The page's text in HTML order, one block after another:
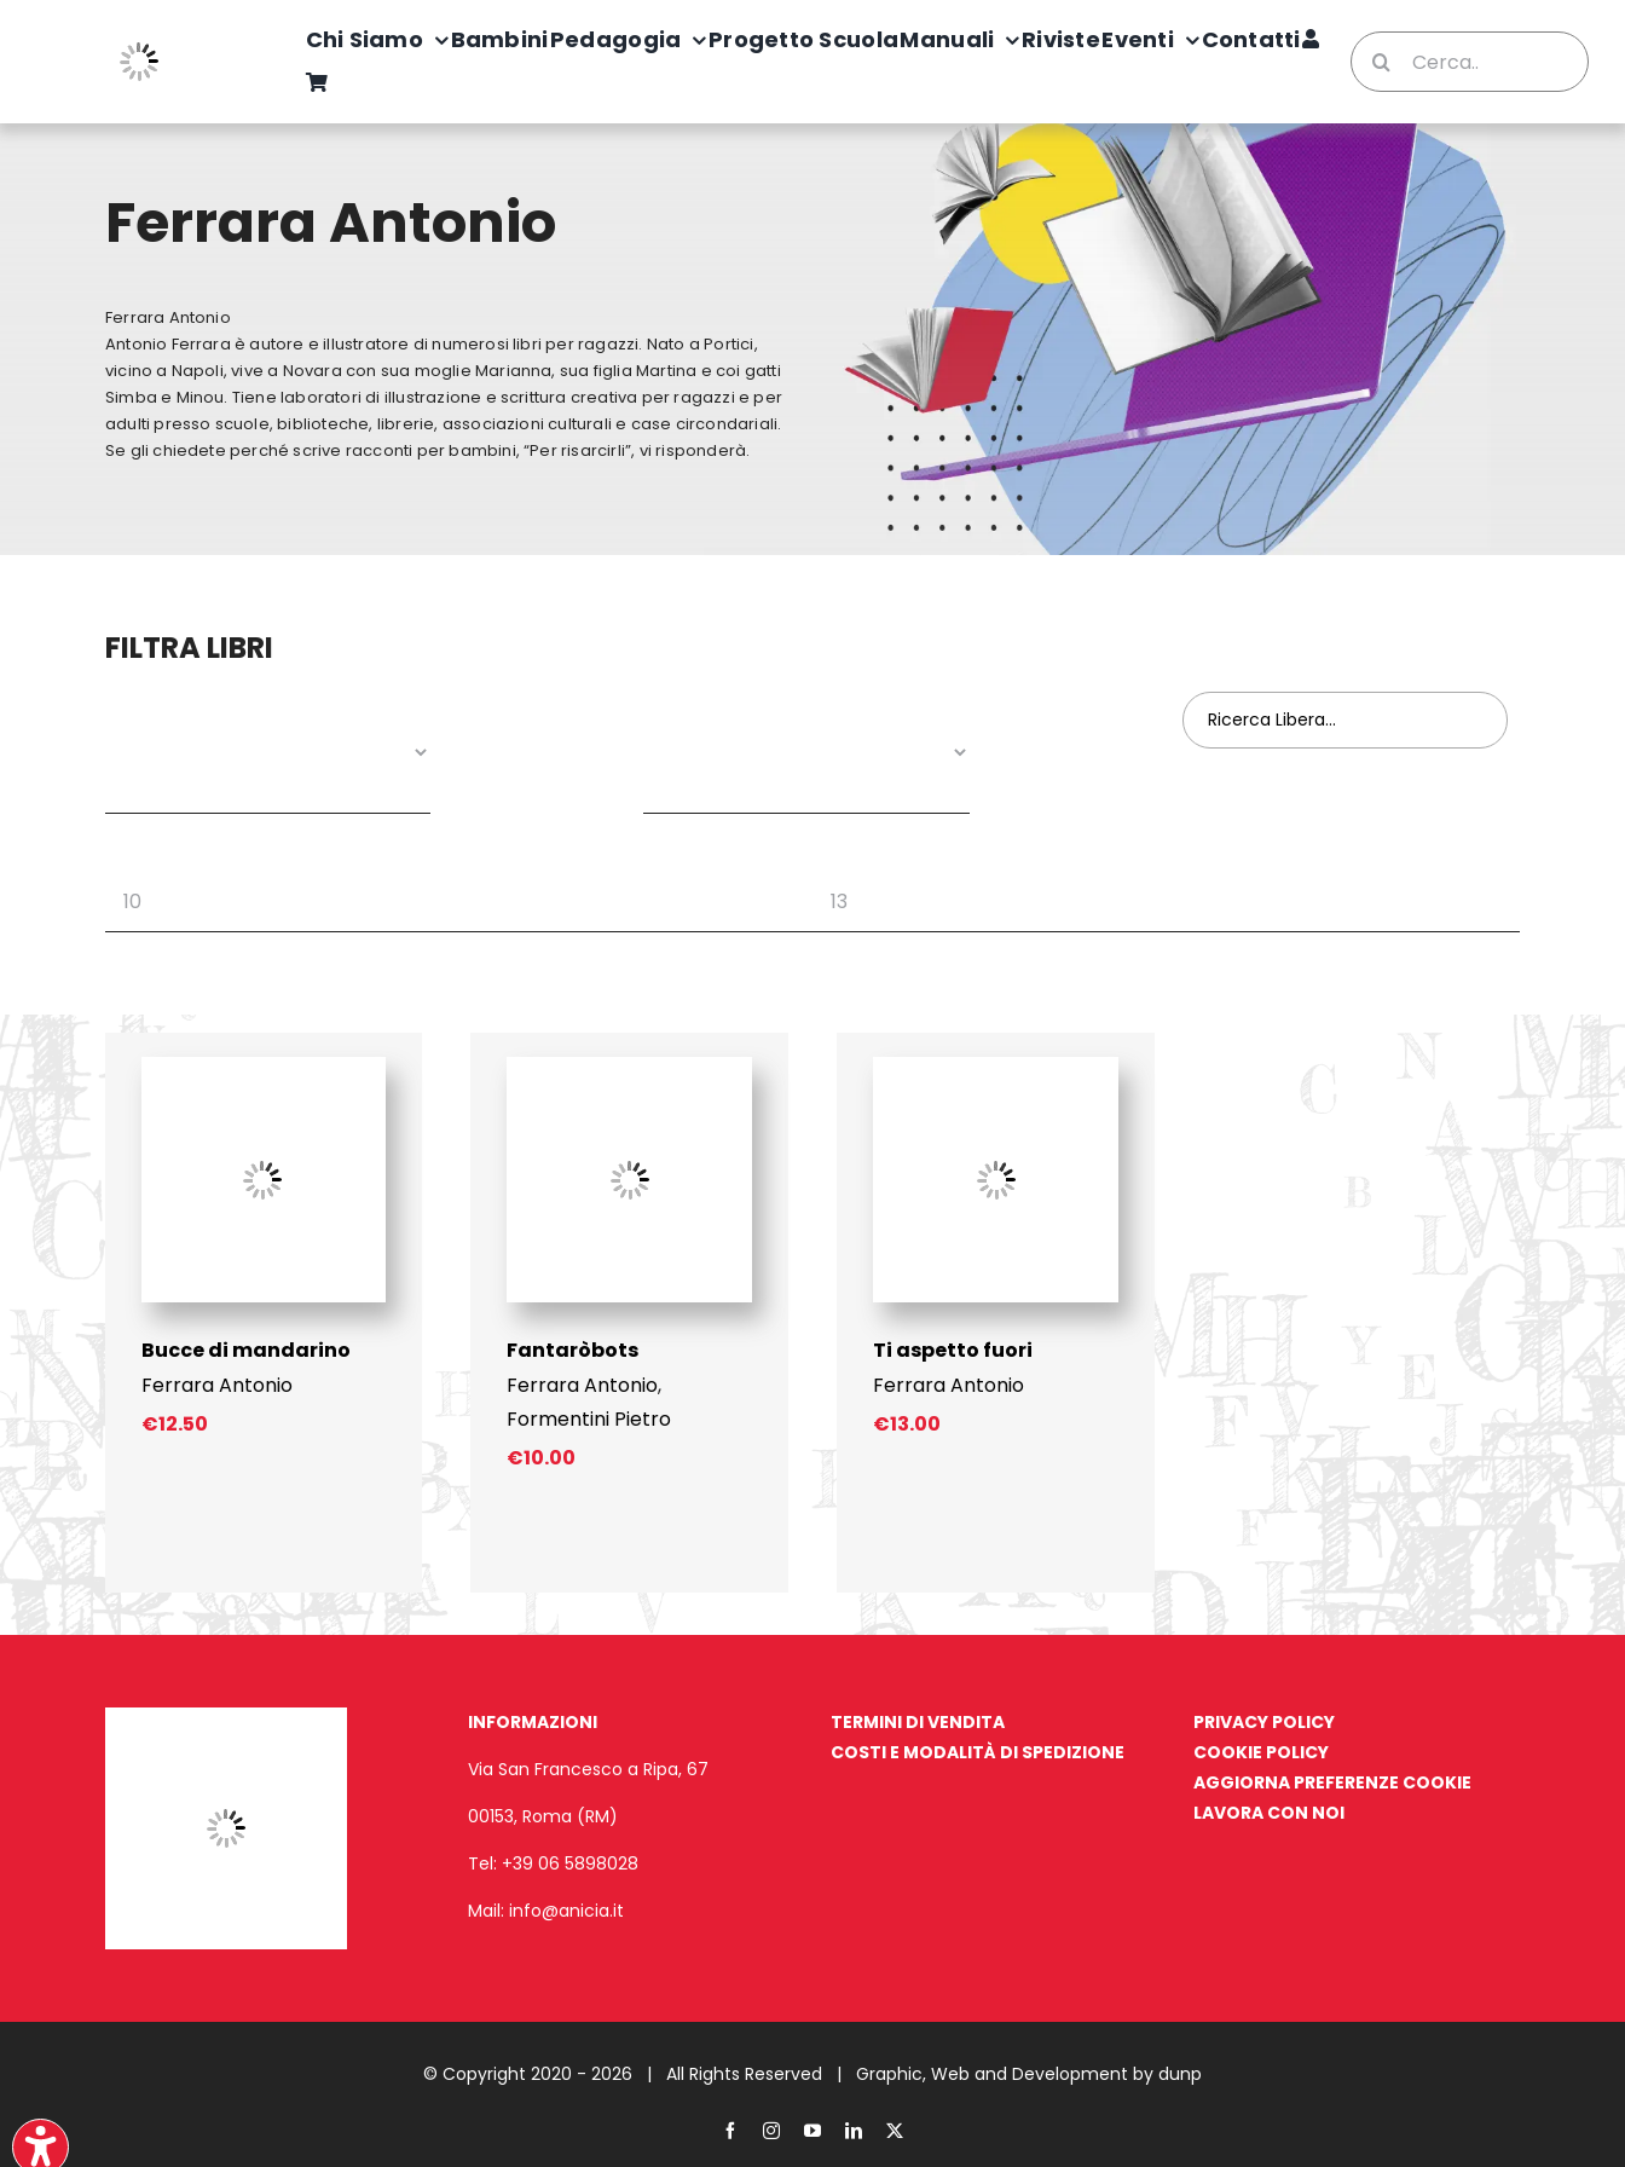
Chi Siamo BambiniPedagogia Progetto ScuolaManuali RivisteEventi Contatti
Cerca
per:
Ferrara Antonio
Ferrara Antonio
Antonio Ferrara è autore e illustratore di numerosi libri per ragazzi. Nato a Portici,
vicino a Napoli, vive a Novara con sua moglie Marianna, sua figlia Martina e coi gatti
Simba e Minou. Tiene laboratori di illustrazione e scrittura creativa per ragazzi e per
adulti presso scuole, biblioteche, librerie, associazioni culturali e case circondariali.
Se gli chiedete perché scrive racconti per bambini, “Per risarcirli”, vi risponderà.
FILTRA LIBRI
Bucce di mandarino
Ferrara Antonio
€12.50
Fantaròbots
Ferrara Antonio,
Formentini Pietro
€10.00
Ti aspetto fuori
Ferrara Antonio
€13.00
INFORMAZIONI
Via San Francesco a Ripa, 67
00153, Roma (RM)
Tel: +39 06 5898028
Mail: info@anicia.it
TERMINI DI VENDITA
COSTI E MODALITÀ DI SPEDIZIONE
PRIVACY POLICY
COOKIE POLICY
AGGIORNA PREFERENZE COOKIE
LAVORA CON NOI
© Copyright 2020 - 2026 | All Rights Reserved | Graphic, Web and Development by dunp
FacebookInstagramYouTubeLinkedIn